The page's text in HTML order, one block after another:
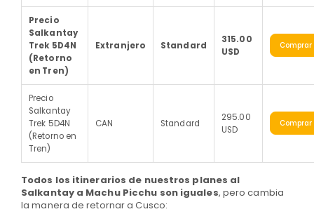
Precio
Salkantay
Trek 5D4N
(Retorno
en Tren)
Extranjero Standard
315.00
USD
Comprar
Precio
Salkantay
Trek 5D4N
(Retorno en
Tren)
CAN Standard
295.00
USD
Comprar
Todos los itinerarios de nuestros planes al
Salkantay a Machu Picchu son iguales, pero cambia
la manera de retornar a Cusco: